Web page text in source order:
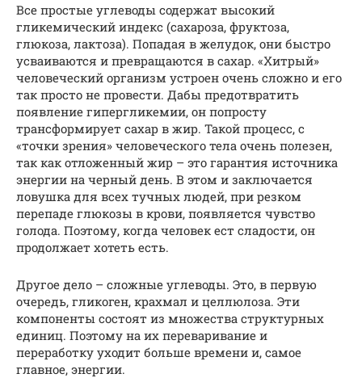
Все простые углеводы содержат высокий
гликемический индекс (сахароза, фруктоза,
глюкоза, лактоза). Попадая в желудок, они быстро
усваиваются и превращаются в сахар. «Хитрый»
человеческий организм устроен очень сложно и его
так просто не провести. Дабы предотвратить
появление гипергликемии, он попросту
трансформирует сахар в жир. Такой процесс, с
«точки зрения» человеческого тела очень полезен,
так как отложенный жир – это гарантия источника
энергии на черный день. В этом и заключается
ловушка для всех тучных людей, при резком
перепаде глюкозы в крови, появляется чувство
голода. Поэтому, когда человек ест сладости, он
продолжает хотеть есть.
Другое дело – сложные углеводы. Это, в первую
очередь, гликоген, крахмал и целлюлоза. Эти
компоненты состоят из множества структурных
единиц. Поэтому на их переваривание и
переработку уходит больше времени и, самое
главное, энергии.